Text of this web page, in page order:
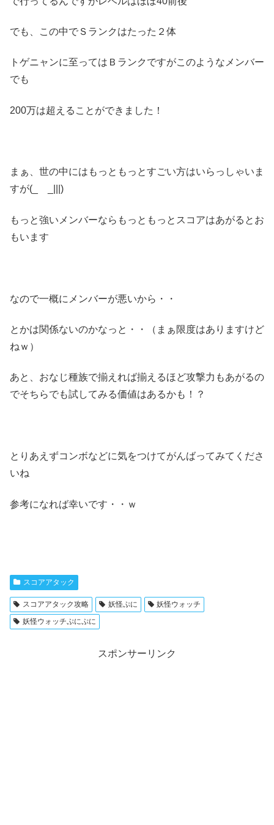
でも、この中でＳランクはたった２体
トゲニャンに至ってはＢランクですがこのようなメンバー
でも
200万は超えることができました！
まぁ、世の中にはもっともっとすごい方はいらっしゃいま
すが(_ _|||)
もっと強いメンバーならもっともっとスコアはあがるとお
もいます
なので一概にメンバーが悪いから・・
とかは関係ないのかなっと・・（まぁ限度はありますけど
ねｗ）
あと、おなじ種族で揃えれば揃えるほど攻撃力もあがるの
でそちらでも試してみる価値はあるかも！？
とりあえずコンボなどに気をつけてがんばってみてくださ
いね
参考になれば幸いです・・ｗ
スコアアタック
スコアアタック攻略 妖怪ぷに
妖怪ウォッチ
妖怪ウォッチぷにぷに
スポンサーリンク